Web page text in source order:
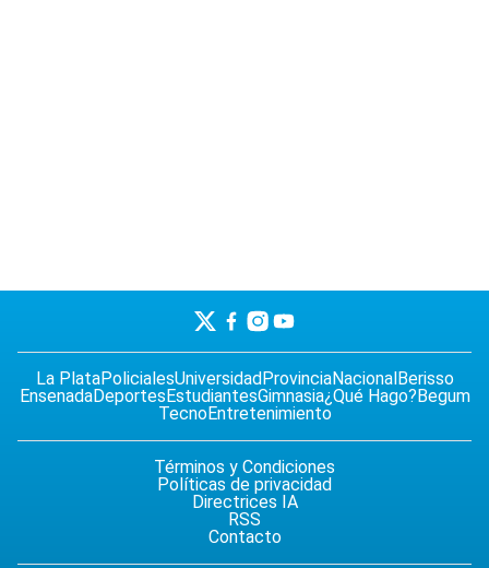
La PlataPolicialesUniversidadProvinciaNacionalBerisso
EnsenadaDeportesEstudiantesGimnasia¿Qué Hago?Begum
TecnoEntretenimiento
Términos y Condiciones
Políticas de privacidad
Directrices IA
RSS
Contacto